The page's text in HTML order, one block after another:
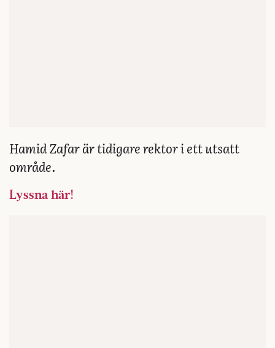
Hamid Zafar är tidigare rektor i ett utsatt
område.
Lyssna här!